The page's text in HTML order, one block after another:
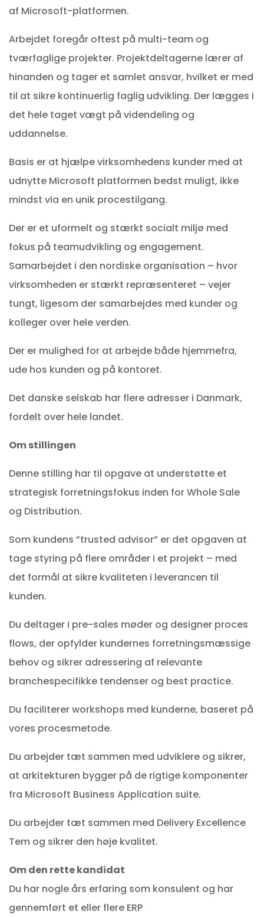
af Microsoft-platformen.
Arbejdet foregår oftest på multi-team og
tværfaglige projekter. Projektdeltagerne lærer af
hinanden og tager et samlet ansvar, hvilket er med
til at sikre kontinuerlig faglig udvikling. Der lægges i
det hele taget vægt på videndeling og
uddannelse.
Basis er at hjælpe virksomhedens kunder med at
udnytte Microsoft platformen bedst muligt, ikke
mindst via en unik procestilgang.
Der er et uformelt og stærkt socialt miljø med
fokus på teamudvikling og engagement.
Samarbejdet i den nordiske organisation – hvor
virksomheden er stærkt repræsenteret – vejer
tungt, ligesom der samarbejdes med kunder og
kolleger over hele verden.
Der er mulighed for at arbejde både hjemmefra,
ude hos kunden og på kontoret.
Det danske selskab har flere adresser i Danmark,
fordelt over hele landet.
Om stillingen
Denne stilling har til opgave at understøtte et
strategisk forretningsfokus inden for Whole Sale
og Distribution.
Som kundens ”trusted advisor” er det opgaven at
tage styring på flere områder i et projekt – med
det formål at sikre kvaliteten i leverancen til
kunden.
Du deltager i pre-sales møder og designer proces
flows, der opfylder kundernes forretningsmæssige
behov og sikrer adressering af relevante
branchespecifikke tendenser og best practice.
Du faciliterer workshops med kunderne, baseret på
vores procesmetode.
Du arbejder tæt sammen med udviklere og sikrer,
at arkitekturen bygger på de rigtige komponenter
fra Microsoft Business Application suite.
Du arbejder tæt sammen med Delivery Excellence
Tem og sikrer den høje kvalitet.
Om den rette kandidat
Du har nogle års erfaring som konsulent og har
gennemført et eller flere ERP